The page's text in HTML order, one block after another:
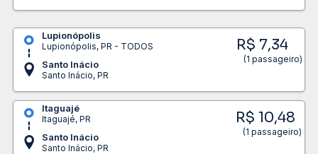
Lupionópolis
Lupionópolis, PR - TODOS
Santo Inácio
Santo Inácio, PR
R$ 7,34
(1 passageiro)
Itaguajé
Itaguajé, PR
Santo Inácio
Santo Inácio, PR
R$ 10,48
(1 passageiro)